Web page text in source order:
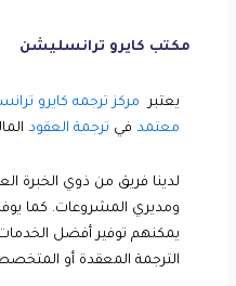
مكتب كايرو ترانسليشن
يعتبر مركز ترجمه كايرو
معتمد في ترجمة العقود
لدينا فريق من ذوي الخبرة
ومديري المشروعات. كما
يمكنهم توفير أفضل
الترجمة المعقدة أو